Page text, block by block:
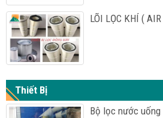
LÕI LỌC KHÍ ( AIR
Thiết Bị
Bộ lọc nước